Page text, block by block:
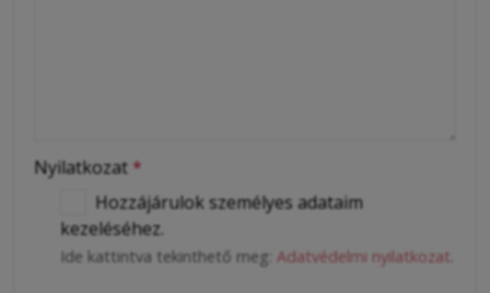
Nyilatkozat *
Hozzájárulok személyes adataim
kezeléséhez.
Ide kattintva tekinthető meg: Adatvédelmi nyilatkozat